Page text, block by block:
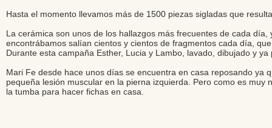
Hasta el momento llevamos más de 1500 piezas sigladas que
La cerámica son unos de los hallazgos más frecuentes de cada
encontrábamos salían cientos y cientos de fragmentos cada día,
Durante esta campaña Esther, Lucia y Lambo, lavado, dibujado y
Mari Fe desde hace unos días se encuentra en casa reposando
pequeña lesión muscular en la pierna izquierda. Pero como es
la tumba para hacer fichas en casa.